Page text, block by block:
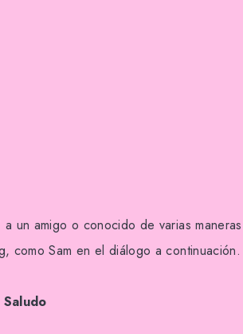
un amigo o conocido de varias
como Sam en el diálogo a continuación.